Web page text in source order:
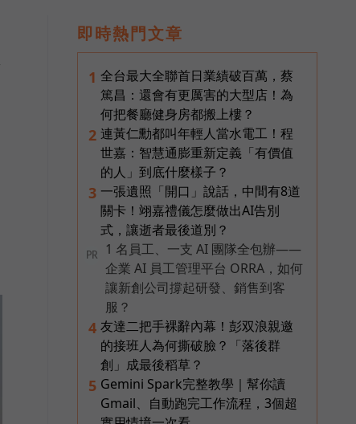
即時熱門文章
1 全台最大全聯首日業績破百萬，蔡
篤昌：還會有更厲害的大型店！為
何把餐廳健身房都搬上樓？
2 連黃仁勳都叫年輕人當水電工！程
世嘉：智慧通膨重新定義「有價值
的人」到底什麼樣子？
3 一張遺照「開口」說話，中間有8道
關卡！翊嘉禮儀怎麼做出AI告別
式，讓逝者最後道別？
PR
1 名員工、一支 AI 團隊全包辦——
企業 AI 員工管理平台 ORRA，如何
讓新創公司撐起研發、銷售到客
服？
4 友達二把手裸辭內幕！彭双浪親邀
的接班人為何撕破臉？「落後群
創」成最後稻草？
5 Gemini Spark完整教學｜幫你讀
Gmail、自動跑完工作流程，3個超